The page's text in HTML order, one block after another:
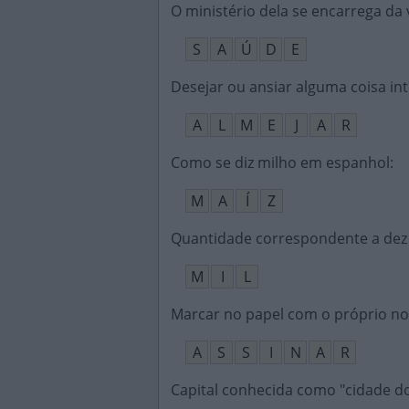
O ministério dela se encarrega da
S
A Ú D
E
Desejar ou ansiar alguma coisa
A
L M E J A
R
Como se diz milho em espanhol:
M
A Í
Z
Quantidade correspondente a
M
I
L
Marcar no papel com o próprio
A
S S I N A
R
Capital conhecida como "cidade